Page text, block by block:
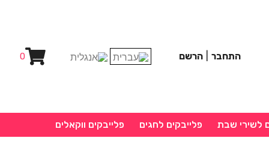
התחבר הרשם 0
לשירי שבת פלייבקים לחגים פלייבקים ווקאלים